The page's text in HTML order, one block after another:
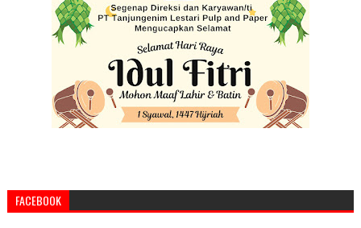
FACEBOOK